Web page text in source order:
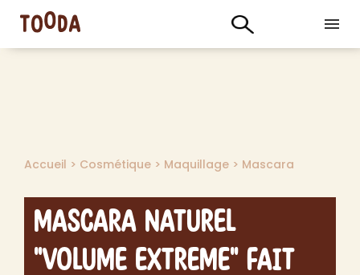
Accueil > Cosmétique > Maquillage > Mascara
Mascara Naturel
"Volume Extreme" fait